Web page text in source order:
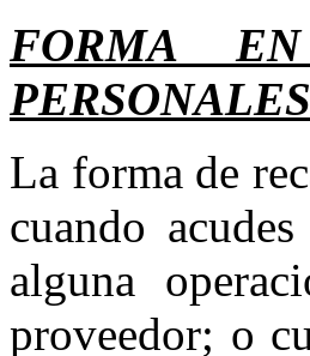
FORMA
PERSONALES
La forma de
cuando
alguna
proveedor; o